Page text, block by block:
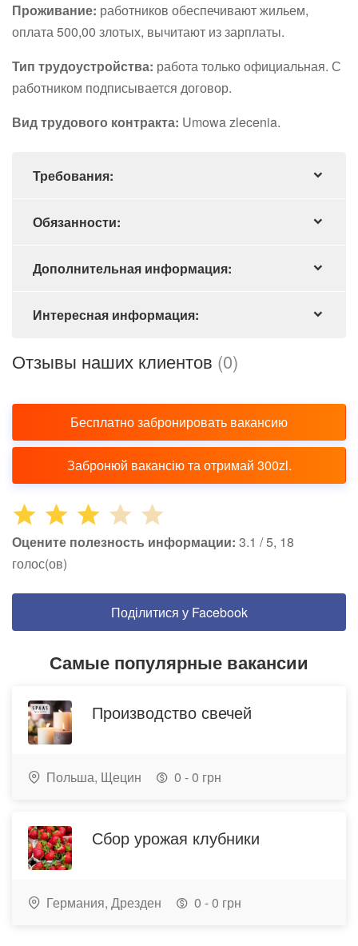
Проживание: работников обеспечивают жильем,
оплата 500,00 злотых, вычитают из зарплаты.
Тип трудоустройства: работа только официальная. С
работником подписывается договор.
Вид трудового контракта: Umowa zlecenia.
Требования:
Обязанности:
Дополнительная информация:
Интересная информация:
Отзывы наших клиентов (0)
Бесплатно забронировать вакансию
Забронюй вакансію та отримай 300zl.
Оцените полезность информации: 3.1 / 5, 18
голос(ов)
Поділитися у Facebook
Самые популярные вакансии
Производство свечей
Польша, Щецин 0 - 0 грн
Сбор урожая клубники
Германия, Дрезден 0 - 0 грн